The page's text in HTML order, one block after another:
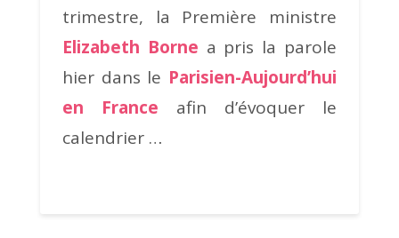
trimestre, la Première ministre
Elizabeth Borne a pris la parole
hier dans le Parisien-Aujourd’hui
en France afin d’évoquer le
calendrier …